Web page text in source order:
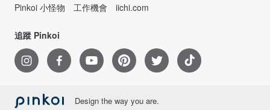
Pinkoi 小怪物
工作機會 iichi.com
追蹤 Pinkoi
Design the way you are.